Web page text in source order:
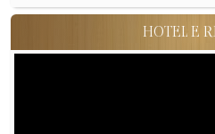
HOTEL E